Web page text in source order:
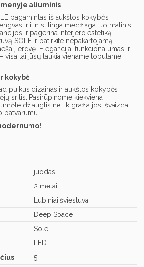
aliuminis
pagamintas iš aukštos kokybės
ir itin stilinga medžiaga. Jo matinis
ir pagerina interjero estetiką.
SOLE ir patirkite nepakartojamą
į erdvę. Elegancija, funkcionalumas ir
visa tai jūsų laukia viename tobulame
kokybė
puikus dizainas ir aukštos kokybės
sritis. Pasirūpinome kiekviena
džiaugtis ne tik gražia jos išvaizda,
patvarumu.
juodas
2 metai
Lubiniai šviestuvai
Deep Space
Sole
LED
5